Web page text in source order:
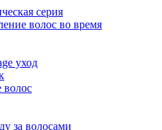
серия
волос во время
уход
волос
за волосами